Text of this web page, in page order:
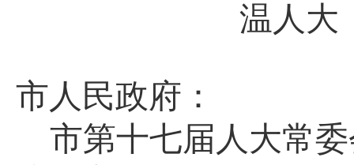
温人大
市人民政府：
市第十七届人大常